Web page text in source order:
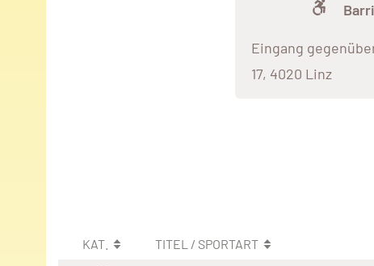
Eingang
17, 4020 Linz
KAT. TITEL / SPORTART